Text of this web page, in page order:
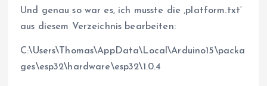
Und genau so war es, ich musste die ‚platform.txt‘
aus diesem Verzeichnis bearbeiten:
C:\Users\Thomas\AppData\Local\Arduino15\packa
ges\esp32\hardware\esp32\1.0.4